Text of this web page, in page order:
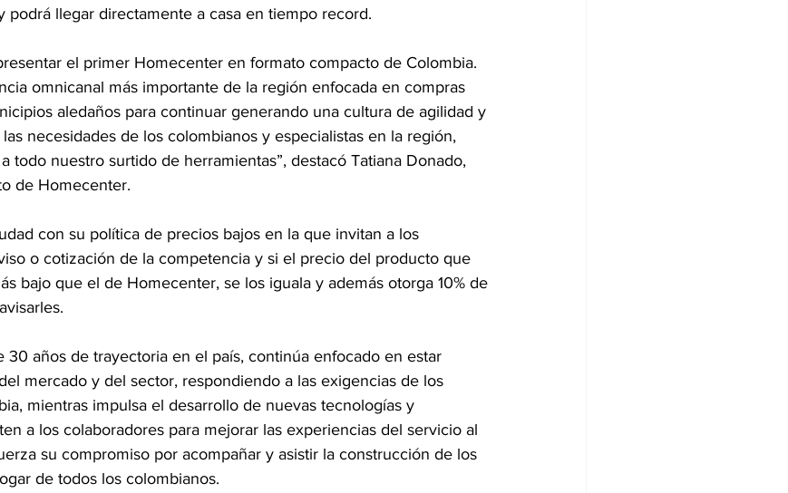
podrá llegar directamente a casa en tiempo record.
el primer Homecenter en formato compacto de Colombia.
omnicanal más importante de la región enfocada en compras
aledaños para continuar generando una cultura de agilidad y
necesidades de los colombianos y especialistas en la región,
todo nuestro surtido de herramientas”, destacó Tatiana Donado,
de Homecenter.
con su política de precios bajos en la que invitan a los
o cotización de la competencia y si el precio del producto que
bajo que el de Homecenter, se los iguala y además otorga 10% de
30 años de trayectoria en el país, continúa enfocado en estar
mercado y del sector, respondiendo a las exigencias de los
mientras impulsa el desarrollo de nuevas tecnologías y
a los colaboradores para mejorar las experiencias del servicio al
su compromiso por acompañar y asistir la construcción de los
de todos los colombianos.